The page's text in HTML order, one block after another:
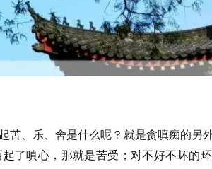
苦、乐、舍是什么呢？就是贪嗔痴的另
了嗔心，那就是苦受；对不好不坏的